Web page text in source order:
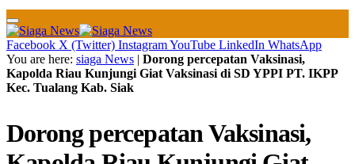
Facebook X (Twitter) InstagramYouTube LinkedIn WhatsApp
You are here: siaga News | Dorong percepatan Vaksinasi,
Kapolda Riau Kunjungi Giat Vaksinasi di SD YPPI PT. IKPP
Kec. Tualang Kab. Siak
Dorong percepatan Vaksinasi,